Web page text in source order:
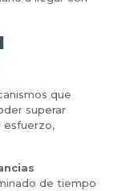
que
superar
esfuerzo,
de tiempo